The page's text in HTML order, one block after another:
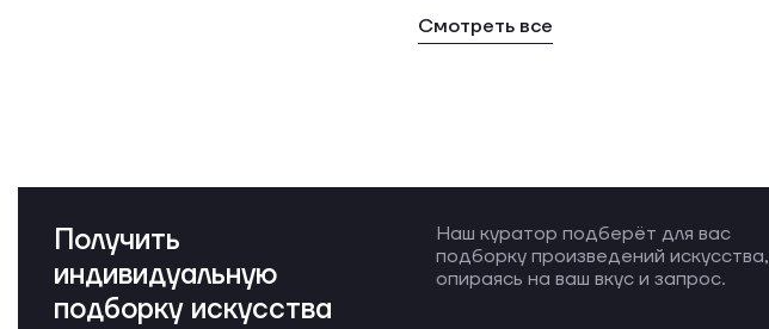
Смотреть все
Получить
индивидуальную
подборку искусства
Наш куратор подберёт для вас
подборку произведений искусства,
опираясь на ваш вкус и запрос.